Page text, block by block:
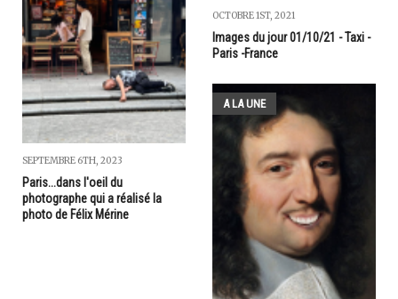
SEPTEMBRE 6TH, 2023
Paris...dans l'oeil du
photographe qui a réalisé la
photo de Félix Mérine
OCTOBRE 1ST, 2021
Images du jour 01/10/21 - Taxi -
Paris -France
A LA UNE